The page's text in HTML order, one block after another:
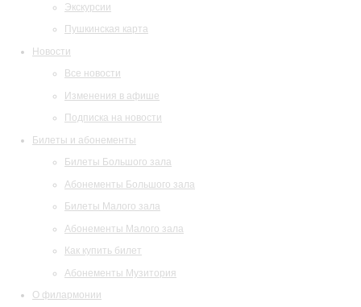
Экскурсии
Пушкинская карта
Новости
Все новости
Изменения в афише
Подписка на новости
Билеты и абонементы
Билеты Большого зала
Абонементы Большого зала
Билеты Малого зала
Абонементы Малого зала
Как купить билет
Абонементы Музитория
О филармонии